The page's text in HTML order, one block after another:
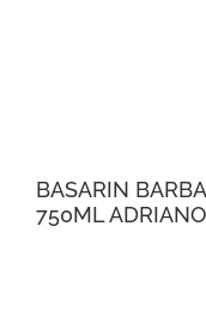
BASARIN
750ML